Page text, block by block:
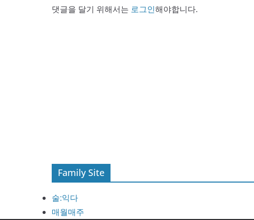
댓글을 달기 위해서는 로그인해야합니다.
Family Site
술:익다
매월매주